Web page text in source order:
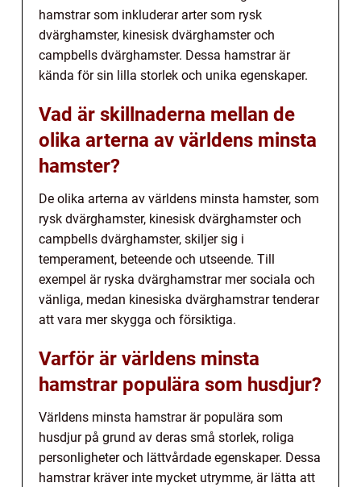
hamstrar som inkluderar arter som rysk
dvärghamster, kinesisk dvärghamster och
campbells dvärghamster. Dessa hamstrar är
kända för sin lilla storlek och unika egenskaper.
Vad är skillnaderna mellan de
olika arterna av världens minsta
hamster?
De olika arterna av världens minsta hamster, som
rysk dvärghamster, kinesisk dvärghamster och
campbells dvärghamster, skiljer sig i
temperament, beteende och utseende. Till
exempel är ryska dvärghamstrar mer sociala och
vänliga, medan kinesiska dvärghamstrar tenderar
att vara mer skygga och försiktiga.
Varför är världens minsta
hamstrar populära som husdjur?
Världens minsta hamstrar är populära som
husdjur på grund av deras små storlek, roliga
personligheter och lättvårdade egenskaper. Dessa
hamstrar kräver inte mycket utrymme, är lätta att